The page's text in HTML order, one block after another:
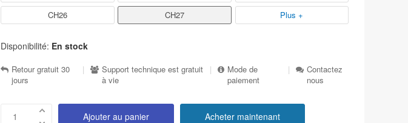
CH26
CH27 Plus +
Disponibilité: En stock
Retour gratuit 30
jours
|
Support technique est gratuit
à vie
|
Mode de
paiement
|
Contactez
nous
Ajouter au panier Acheter maintenant